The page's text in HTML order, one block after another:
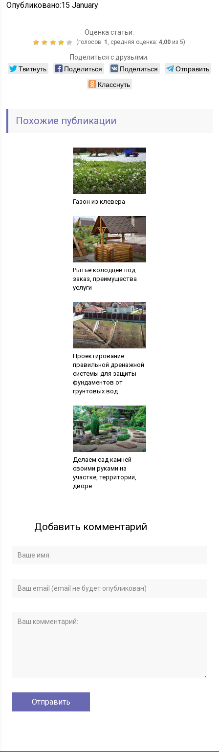
Опубликовано:15 January
Оценка статьи:
(голосов: 1 , средняя оценка:4,00 из 5)
Поделиться с друзьями:
Твитнуть Поделиться Поделиться
Отправить
Класснуть
Похожие публикации
Газон из клевера
Рытье колодцев под
заказ, преимущества
услуги
Проектирование
правильной дренажной
системы для защиты
фундаментов от
грунтовых вод
Делаем сад камней
своими руками на
участке, территории,
дворе
Добавить комментарий